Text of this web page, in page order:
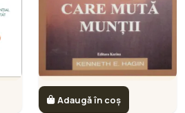
Adaugă în coș